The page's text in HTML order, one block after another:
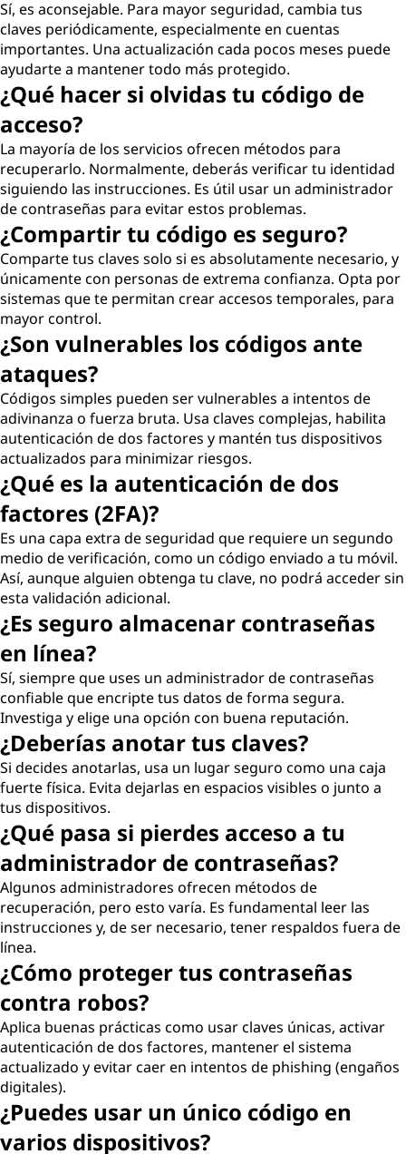
Sí, es aconsejable. Para mayor seguridad, cambia tus
claves periódicamente, especialmente en cuentas
importantes. Una actualización cada pocos meses puede
ayudarte a mantener todo más protegido.
¿Qué hacer si olvidas tu código de
acceso?
La mayoría de los servicios ofrecen métodos para
recuperarlo. Normalmente, deberás verificar tu identidad
siguiendo las instrucciones. Es útil usar un administrador
de contraseñas para evitar estos problemas.
¿Compartir tu código es seguro?
Comparte tus claves solo si es absolutamente necesario, y
únicamente con personas de extrema confianza. Opta por
sistemas que te permitan crear accesos temporales, para
mayor control.
¿Son vulnerables los códigos ante
ataques?
Códigos simples pueden ser vulnerables a intentos de
adivinanza o fuerza bruta. Usa claves complejas, habilita
autenticación de dos factores y mantén tus dispositivos
actualizados para minimizar riesgos.
¿Qué es la autenticación de dos
factores (2FA)?
Es una capa extra de seguridad que requiere un segundo
medio de verificación, como un código enviado a tu móvil.
Así, aunque alguien obtenga tu clave, no podrá acceder sin
esta validación adicional.
¿Es seguro almacenar contraseñas
en línea?
Sí, siempre que uses un administrador de contraseñas
confiable que encripte tus datos de forma segura.
Investiga y elige una opción con buena reputación.
¿Deberías anotar tus claves?
Si decides anotarlas, usa un lugar seguro como una caja
fuerte física. Evita dejarlas en espacios visibles o junto a
tus dispositivos.
¿Qué pasa si pierdes acceso a tu
administrador de contraseñas?
Algunos administradores ofrecen métodos de
recuperación, pero esto varía. Es fundamental leer las
instrucciones y, de ser necesario, tener respaldos fuera de
línea.
¿Cómo proteger tus contraseñas
contra robos?
Aplica buenas prácticas como usar claves únicas, activar
autenticación de dos factores, mantener el sistema
actualizado y evitar caer en intentos de phishing (engaños
digitales).
¿Puedes usar un único código en
varios dispositivos?